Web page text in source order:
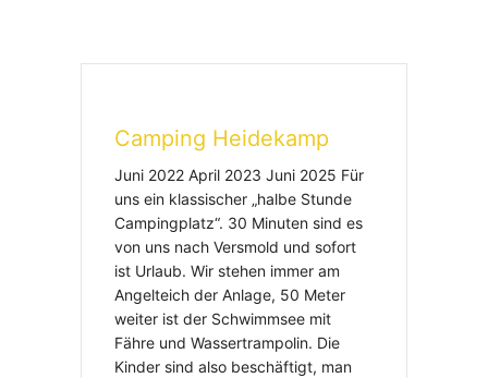
Camping Heidekamp
Juni 2022 April 2023 Juni 2025 Für
uns ein klassischer „halbe Stunde
Campingplatz“. 30 Minuten sind es
von uns nach Versmold und sofort
ist Urlaub. Wir stehen immer am
Angelteich der Anlage, 50 Meter
weiter ist der Schwimmsee mit
Fähre und Wassertrampolin. Die
Kinder sind also beschäftigt, man